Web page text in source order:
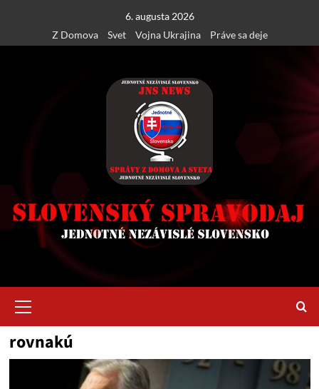
content
6. augusta 2026
Z Domova
Svet Vojna Ukrajina Práve sa deje
Menu
rovnakú